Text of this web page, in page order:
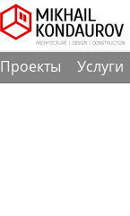
Проекты Услуги